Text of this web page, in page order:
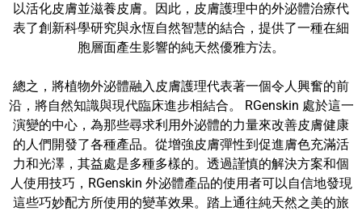
以活化皮膚並滋養皮膚。因此，皮膚護理中的外泌體治療代
表了創新科學研究與永恆自然智慧的結合，提供了一種在細
胞層面產生影響的純天然優雅方法。
總之，將植物外泌體融入皮膚護理代表著一個令人興奮的前
沿，將自然知識與現代臨床進步相結合。 RGenskin 處於這一
演變的中心，為那些尋求利用外泌體的力量來改善皮膚健康
的人們開發了各種產品。從增強皮膚彈性到促進膚色充滿活
力和光澤，其益處是多種多樣的。透過謹慎的解決方案和個
人使用技巧，RGenskin 外泌體產品的使用者可以自信地發現
這些巧妙配方所使用的變革效果。踏上通往純天然之美的旅